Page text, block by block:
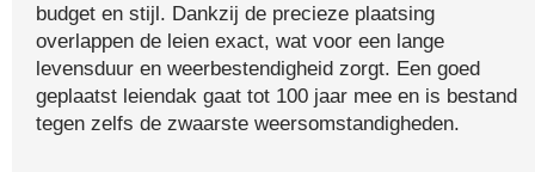
budget en stijl. Dankzij de precieze plaatsing
overlappen de leien exact, wat voor een lange
levensduur en weerbestendigheid zorgt. Een goed
geplaatst leiendak gaat tot 100 jaar mee en is bestand
tegen zelfs de zwaarste weersomstandigheden.